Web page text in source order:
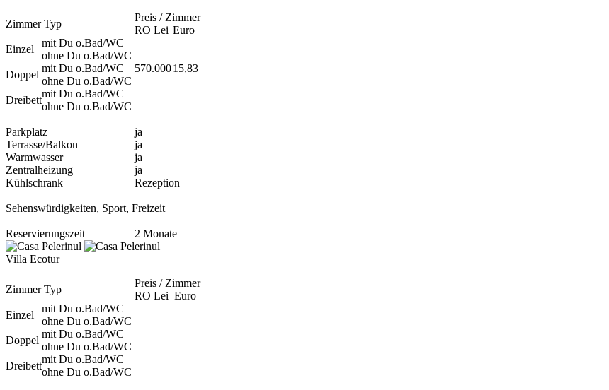
Zimmer Typ
Preis / Zimmer
RO Lei Euro
Einzel
mit Du o.Bad/WC
ohne Du o.Bad/WC
Doppel
mit Du o.Bad/WC 570.00015,83
ohne Du o.Bad/WC
Dreibett
mit Du o.Bad/WC
ohne Du o.Bad/WC
Parkplatz
ja
Terrasse/Balkon
ja
Warmwasser
ja
Zentralheizung
ja
Kühlschrank
Rezeption
Sehenswürdigkeiten, Sport, Freizeit
Reservierungszeit 2 Monate
Villa Ecotur
Zimmer Typ
Preis / Zimmer
RO Lei Euro
Einzel
mit Du o.Bad/WC
ohne Du o.Bad/WC
Doppel
mit Du o.Bad/WC
ohne Du o.Bad/WC
Dreibett
mit Du o.Bad/WC
ohne Du o.Bad/WC